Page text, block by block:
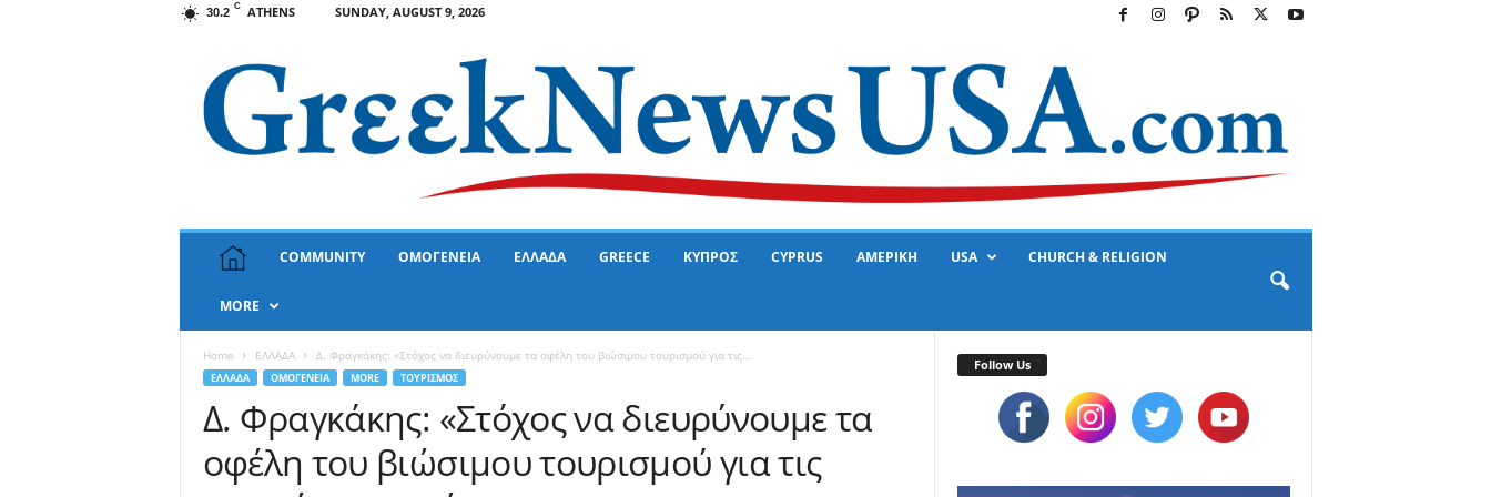
30.2 C ATHENS SUNDAY, AUGUST 9, 2026
k
COMMUNITY ΟΜΟΓΕΝΕΙΑ ΕΛΛΑΔΑ GREECE ΚΥΠΡΟΣ CYPRUS ΑΜΕΡΙΚΗ USA CHURCH & RELIGION
MORE
Home ΕΛΛΑΔΑ Δ. Φραγκάκης: «Στόχος να διευρύνουμε τα οφέλη του βιώσιμου τουρισμού για τις...
ΕΛΛΑΔΑ ΟΜΟΓΕΝΕΙΑ MORE ΤΟΥΡΙΣΜΟΣ
Δ. Φραγκάκης: «Στόχος να διευρύνουμε τα
οφέλη του βιώσιμου τουρισμού για τις
Follow Us